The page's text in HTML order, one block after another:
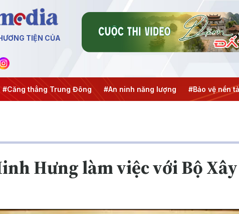
TIỆN CỦA
Trung Đông #An ninh năng lượng #Bảo vệ nền tảng tư tưởng
Hưng làm việc với Bộ